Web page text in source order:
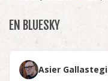
EN BLUESKY
Asier Gallastegi